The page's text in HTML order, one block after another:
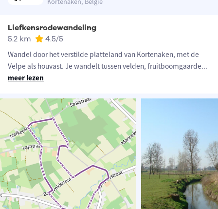
Liefkensrodewandeling
5.2 km 4.5/5
Wandel door het verstilde platteland van Kortenaken, met de
Velpe als houvast. Je wandelt tussen velden, fruitboomgaarde...
meer lezen